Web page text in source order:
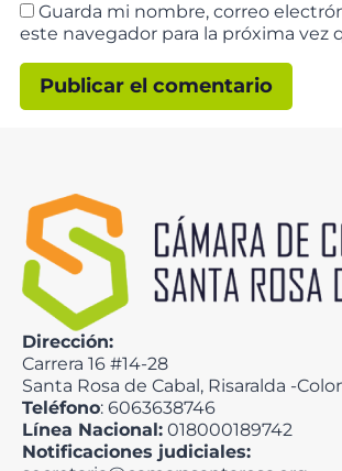
Guarda mi nombre, correo
este navegador para la próxima vez
Dirección:
Carrera 16 #14-28
Santa Rosa de Cabal, Risaralda -
Teléfono: 6063638746
Línea Nacional: 018000189742
Notificaciones judiciales: